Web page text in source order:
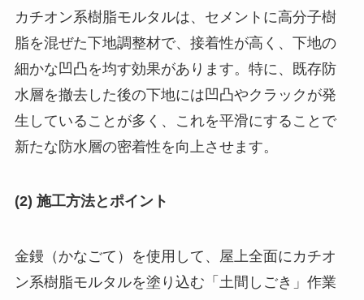
カチオン系樹脂モルタルは、セメントに高分子樹
脂を混ぜた下地調整材で、接着性が高く、下地の
細かな凹凸を均す効果があります。特に、既存防
水層を撤去した後の下地には凹凸やクラックが発
生していることが多く、これを平滑にすることで
新たな防水層の密着性を向上させます。
(2) 施工方法とポイント
金鏝（かなごて）を使用して、屋上全面にカチオ
ン系樹脂モルタルを塗り込む「土間しごき」作業